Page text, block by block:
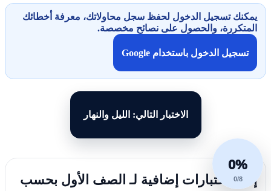
يمكنك تسجيل الدخول لحفظ سجل محاولاتك، معرفة أخطائك
المتكررة، والحصول على نصائح مخصصة.
تسجيل الدخول باستخدام Google
الاختبار التالي: الليل والنهار
0%
0/8
إليك اختبارات إضافية لـ الصف الأول بحسب